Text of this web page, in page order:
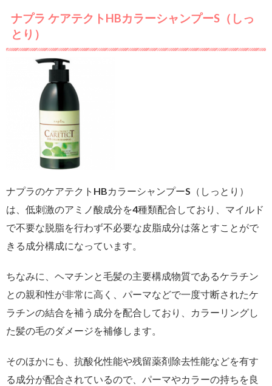
ナプラ ケアテクトHBカラーシャンプーS（しっ
とり）
ナプラのケアテクトHBカラーシャンプーS（しっとり）
は、低刺激のアミノ酸成分を4種類配合しており、マイルド
で不要な脱脂を行わず不必要な皮脂成分は落とすことがで
きる成分構成になっています。
ちなみに、ヘマチンと毛髪の主要構成物質であるケラチン
との親和性が非常に高く、パーマなどで一度寸断されたケ
ラチンの結合を補う成分を配合しており、カラーリングし
た髪の毛のダメージを補修します。
そのほかにも、抗酸化性能や残留薬剤除去性能などを有す
る成分が配合されているので、パーマやカラーの持ちを良